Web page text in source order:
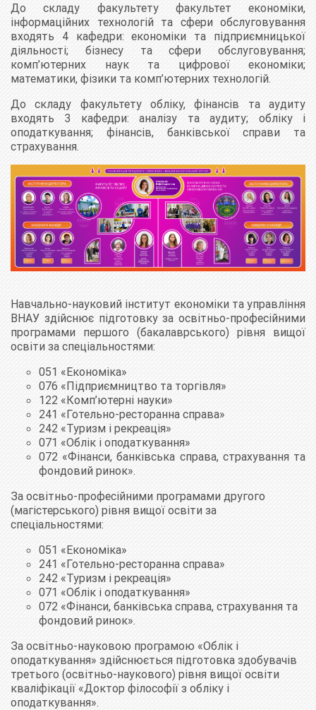
До складу факультету факультет економіки,
інформаційних технологій та сфери обслуговування
входять 4 кафедри: економіки та підприємницької
діяльності; бізнесу та сфери обслуговування;
комп’ютерних наук та цифрової економіки;
математики, фізики та комп’ютерних технологій.
До складу факультету обліку, фінансів та аудиту
входять 3 кафедри: аналізу та аудиту; обліку і
оподаткування; фінансів, банківської справи та
страхування.
Навчально-науковий інститут економіки та управління
ВНАУ здійснює підготовку за освітньо-професійними
програмами першого (бакалаврського) рівня вищої
освіти за спеціальностями:
051 «Економіка»
076 «Підприємництво та торгівля»
122 «Комп’ютерні науки»
241 «Готельно-ресторанна справа»
242 «Туризм і рекреація»
071 «Облік і оподаткування»
072 «Фінанси, банківська справа, страхування та
фондовий ринок».
За освітньо-професійними програмами другого
(магістерського) рівня вищої освіти за
спеціальностями:
051 «Економіка»
241 «Готельно-ресторанна справа»
242 «Туризм і рекреація»
071 «Облік і оподаткування»
072 «Фінанси, банківська справа, страхування та
фондовий ринок».
За освітньо-науковою програмою «Облік і
оподаткування» здійснюється підготовка здобувачів
третього (освітньо-наукового) рівня вищої освіти
кваліфікації «Доктор філософії з обліку і
оподаткування».